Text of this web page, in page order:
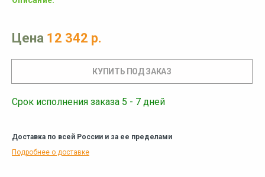
Цена 12 342 р.
Срок исполнения заказа 5 - 7 дней
Доставка по всей России и за ее пределами
Подробнее о доставке